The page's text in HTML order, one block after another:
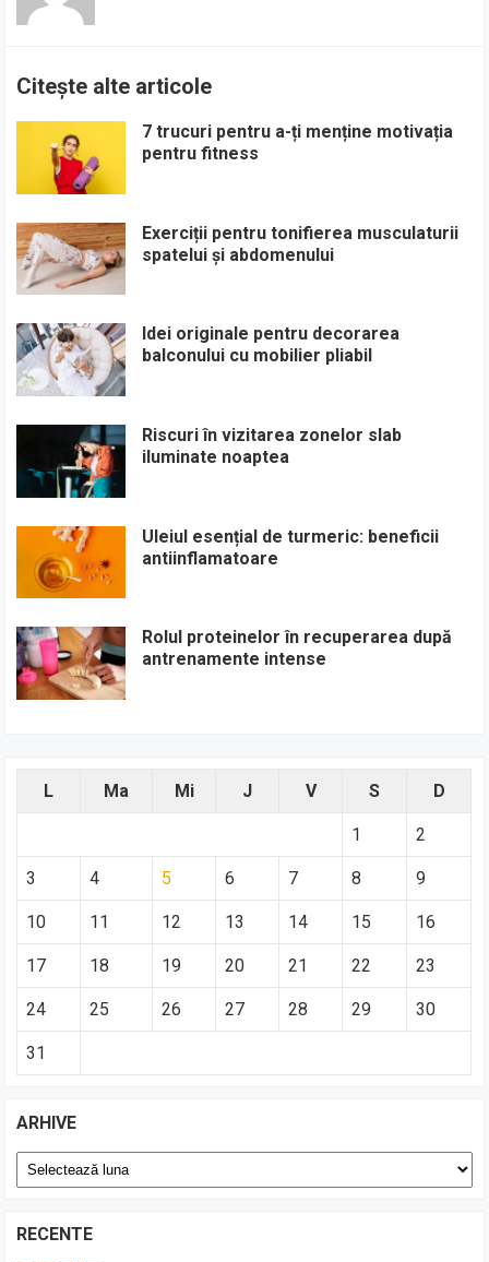
Citește alte articole
7 trucuri pentru a-ți menține motivația
pentru fitness
Exerciții pentru tonifierea musculaturii
spatelui și abdomenului
Idei originale pentru decorarea
balconului cu mobilier pliabil
Riscuri în vizitarea zonelor slab
iluminate noaptea
Uleiul esențial de turmeric: beneficii
antiinflamatoare
Rolul proteinelor în recuperarea după
antrenamente intense
L Ma Mi J V S D
1 2
3 4 5 6 7 8 9
10 11 12 13 14 15 16
17 18 19 20 21 22 23
24 25 26 27 28 29 30
31
ARHIVE
Arhive
RECENTE